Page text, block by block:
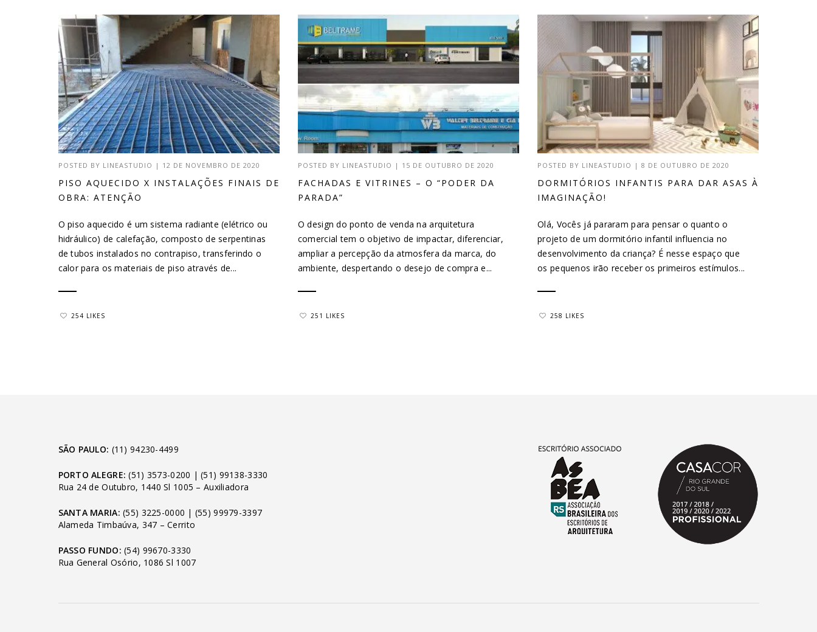
POSTED BY LINEASTUDIO | 12 DE NOVEMBRO DE 2020
PISO AQUECIDO X INSTALAÇÕES FINAIS DE
OBRA: ATENÇÃO
O piso aquecido é um sistema radiante (elétrico ou
hidráulico) de calefação, composto de serpentinas
de tubos instalados no contrapiso, transferindo o
calor para os materiais de piso através de...
254 LIKES
POSTED BY LINEASTUDIO | 15 DE OUTUBRO DE 2020
FACHADAS E VITRINES – O “PODER DA
PARADA”
O design do ponto de venda na arquitetura
comercial tem o objetivo de impactar, diferenciar,
ampliar a percepção da atmosfera da marca, do
ambiente, despertando o desejo de compra e...
251 LIKES
POSTED BY LINEASTUDIO |8 DE OUTUBRO DE 2020
DORMITÓRIOS INFANTIS PARA DAR ASAS À
IMAGINAÇÃO!
Olá, Vocês já pararam para pensar o quanto o
projeto de um dormitório infantil influencia no
desenvolvimento da criança? É nesse espaço que
os pequenos irão receber os primeiros estímulos...
258 LIKES
SÃO PAULO: (11) 94230-4499
PORTO ALEGRE: (51) 3573-0200 |(51) 99138-3330
Rua 24 de Outubro, 1440 Sl 1005 – Auxiliadora
SANTA MARIA: (55) 3225-0000 | (55) 99979-3397
Alameda Timbaúva, 347 – Cerrito
PASSO FUNDO: (54) 99670-3330
Rua General Osório, 1086 Sl 1007